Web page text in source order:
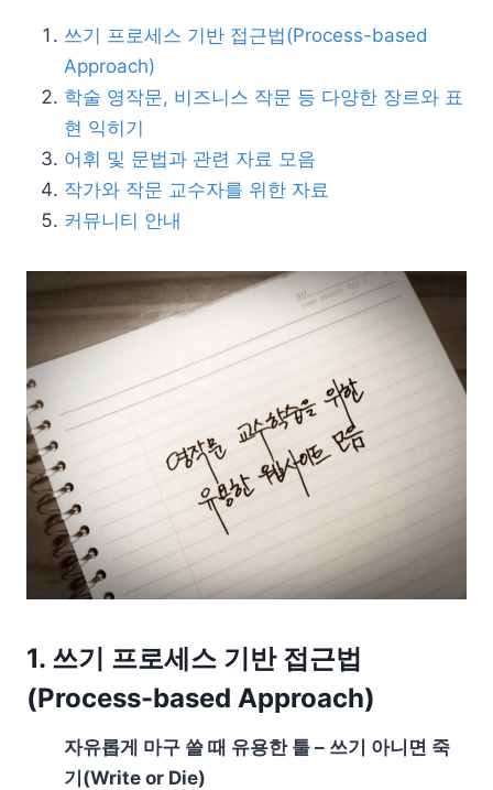
쓰기 프로세스 기반 접근법(Process-based
Approach)
학술 영작문, 비즈니스 작문 등 다양한 장르와 표
현 익히기
어휘 및 문법과 관련 자료 모음
작가와 작문 교수자를 위한 자료
커뮤니티 안내
1. 쓰기 프로세스 기반 접근법
(Process-based Approach)
자유롭게 마구 쓸 때 유용한 툴 – 쓰기 아니면 죽
기(Write or Die)